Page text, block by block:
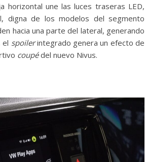
horizontal une las luces traseras LED,
digna de los modelos del segmento
hacia una parte del lateral, generando
el spoilerintegrado genera un efecto de
coupédel nuevo Nivus.